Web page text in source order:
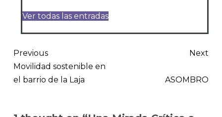
Ver todas las entradas
Previous
Movilidad sostenible en
el barrio de la Laja
Next
ASOMBRO